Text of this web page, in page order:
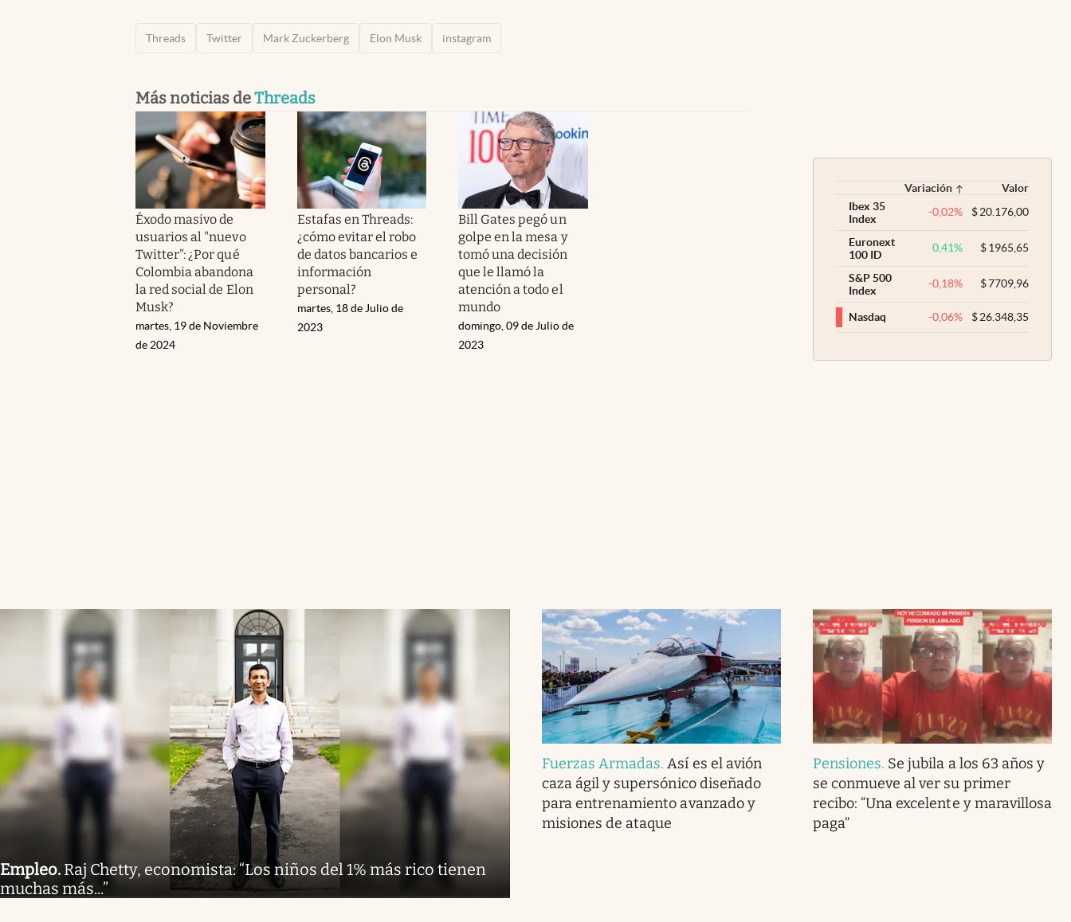
Threads Twitter Mark Zuckerberg Elon Musk instagram
Más noticias deThreads
Éxodo masivo de
usuarios al "nuevo
Twitter": ¿Por qué
Colombia abandona
la red social de Elon
Musk?
martes, 19 de Noviembre
de 2024
Estafas en Threads:
¿cómo evitar el robo
de datos bancarios e
información
personal?
martes, 18 de Julio de
2023
Bill Gates pegó un
golpe en la mesa y
tomó una decisión
que le llamó la
atención a todo el
mundo
domingo, 09 de Julio de
2023
Variación
Valor
Ibex 35
Index
-0,02% $20.176,00
Euronext
100 ID
0,41% $1965,65
S&P 500
Index
-0,18% $7709,96
Nasdaq -0,06% $26.348,35
Empleo. Raj Chetty, economista: “Los niños del 1% más rico tienen
muchas más...”
Fuerzas Armadas.Así es el avión
caza ágil y supersónico diseñado
para entrenamiento avanzado y
misiones de ataque
Pensiones. Se jubila a los 63 años y
se conmueve al ver su primer
recibo: “Una excelente y maravillosa
paga”